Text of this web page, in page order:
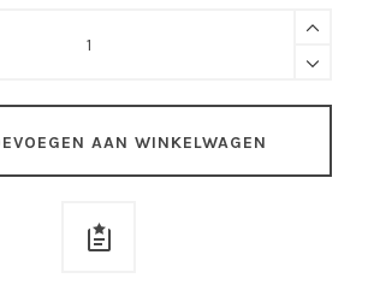
AAN WINKELWAGEN